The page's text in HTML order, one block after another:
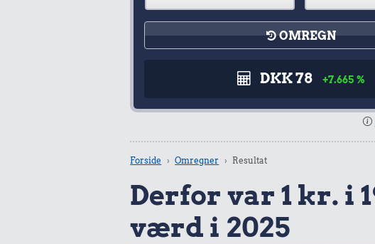
OMREGN
DKK 78 +7.665 %
Forside Omregner Resultat
Derfor var 1 kr. i
værd i 2025